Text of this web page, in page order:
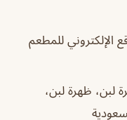
الإلكتروني للمطعم
ظهرة لبن، ظهرة لبن،